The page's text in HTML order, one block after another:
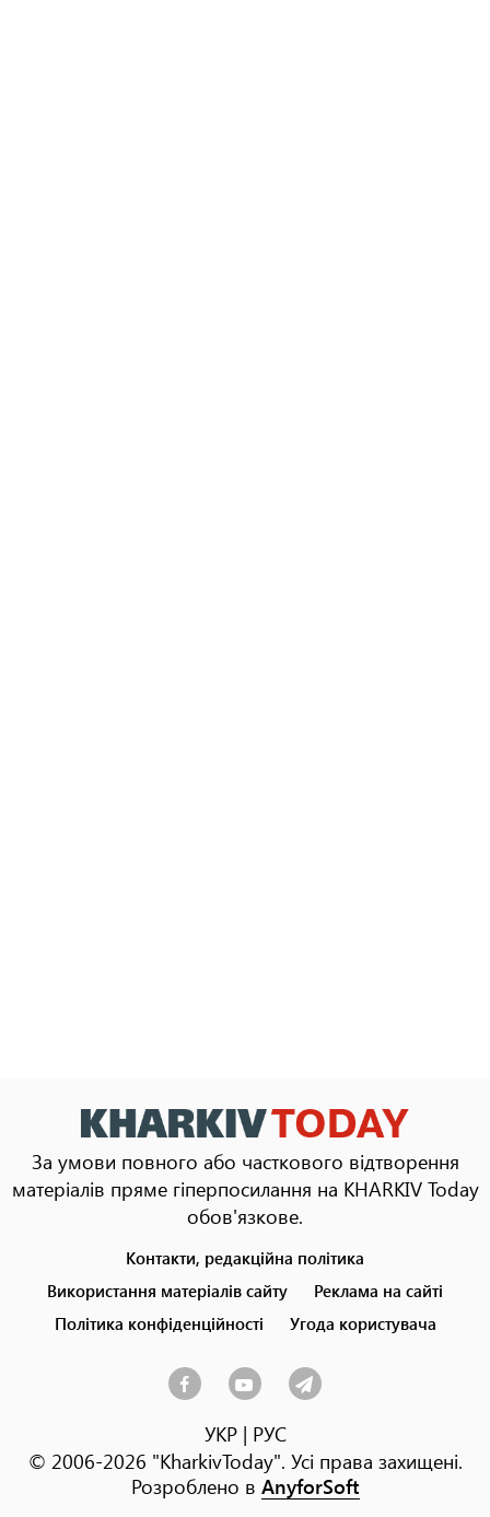
За умови повного або часткового відтворення
матеріалів пряме гіперпосилання на KHARKIV Today
обов'язкове.
menu
Контакти, редакційна політика
Використання матеріалів сайту
Реклама на сайті
Політика конфіденційності
Угода користувача
УКР| РУС
© 2006-2026 "KharkivToday". Усі права захищені.
Розроблено в AnyforSoft